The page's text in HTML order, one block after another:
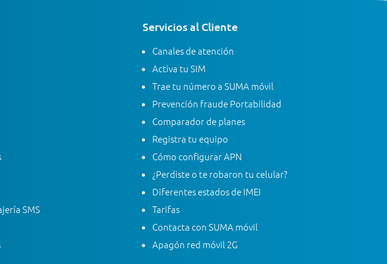
SMS
Servicios al Cliente
Canales de atención
Activa tu SIM
Trae tu número a SUMA móvil
Prevención fraude Portabilidad
Comparador de planes
Registra tu equipo
Cómo configurar APN
¿Perdiste o te robaron tu celular?
Diferentes estados de IMEI
Tarifas
Contacta con SUMA móvil
Apagón red móvil 2G